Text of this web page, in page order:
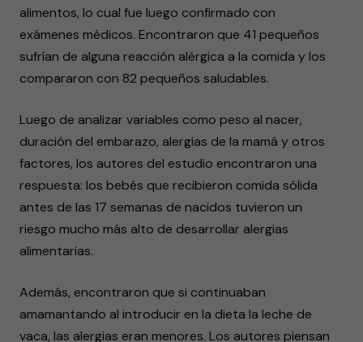
alimentos, lo cual fue luego confirmado con
exámenes médicos. Encontraron que 41 pequeños
sufrían de alguna reacción alérgica a la comida y los
compararon con 82 pequeños saludables.
Luego de analizar variables como peso al nacer,
duración del embarazo, alergias de la mamá y otros
factores, los autores del estudio encontraron una
respuesta: los bebés que recibieron comida sólida
antes de las 17 semanas de nacidos tuvieron un
riesgo mucho más alto de desarrollar alergias
alimentarias.
Además, encontraron que si continuaban
amamantando al introducir en la dieta la leche de
vaca, las alergias eran menores. Los autores piensan